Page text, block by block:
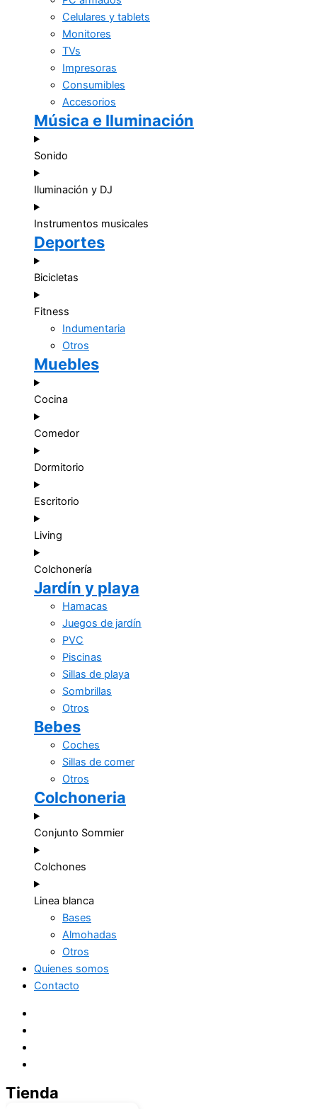
Celulares y tablets
Monitores
TVs
Impresoras
Consumibles
Accesorios
Música e Iluminación
Sonido
Iluminación y DJ
Instrumentos musicales
Deportes
Bicicletas
Fitness
Indumentaria
Otros
Muebles
Cocina
Comedor
Dormitorio
Escritorio
Living
Colchonería
Jardín y playa
Hamacas
Juegos de jardín
PVC
Piscinas
Sillas de playa
Sombrillas
Otros
Bebes
Coches
Sillas de comer
Otros
Colchoneria
Conjunto Sommier
Colchones
Linea blanca
Bases
Almohadas
Otros
Quienes somos
Contacto
Tienda